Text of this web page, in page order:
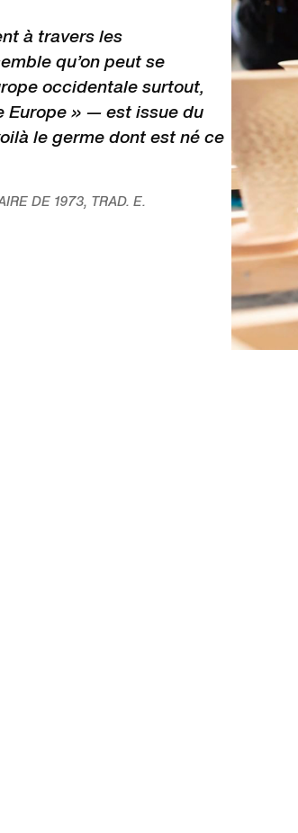
à travers les
qu’on peut se
occidentale surtout,
Europe » — est issue du
voilà le germe dont est né ce
DE 1973, TRAD. E.